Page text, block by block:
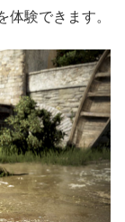
体験できます。